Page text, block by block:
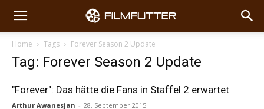
Home Tags Forever Season 2 Update
Tag: Forever Season 2 Update
"Forever": Das hätte die Fans in Staffel 2 erwartet
Arthur Awanesjan - 28. September 2015